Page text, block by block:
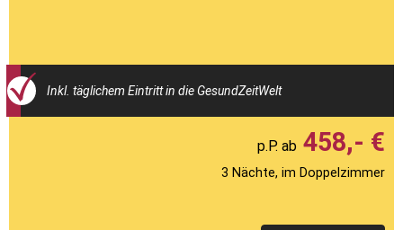
Inkl. täglichem Eintritt in die GesundZeitWelt
458,- €
3 Nächte, im Doppelzimmer